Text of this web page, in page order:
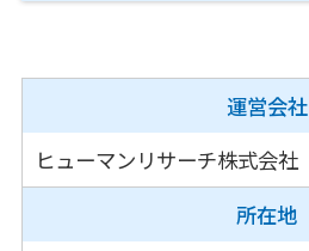
運営会社
ヒューマンリサーチ株式会社
所在地